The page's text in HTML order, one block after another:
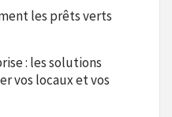
les prêts verts
: les solutions
vos locaux et vos